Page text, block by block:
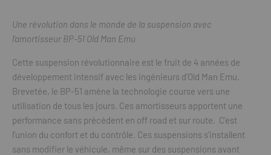
Une révolution dans le monde de la suspension avec
l’amortisseur BP-51 Old Man Emu
Cette suspension révolutionnaire est le fruit de 4 années de
développement intensif avec les ingénieurs d’Old Man Emu.
Brevetée, le BP-51 amène la technologie course vers une
utilisation de tous les jours. Ces amortisseurs apportent une
performance sans précédent en off road et sur route. C’est
l’union du confort et du contrôle. Ces suspensions s’installent
sans modifier le véhicule, même sur des suspensions avant